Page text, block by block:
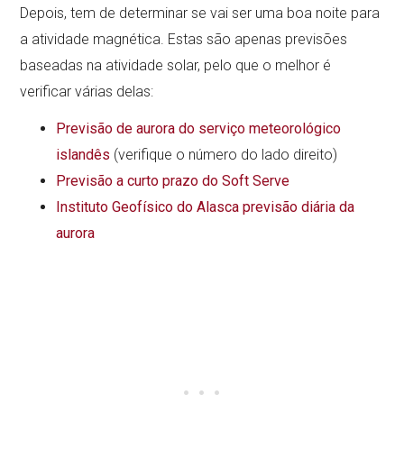
Depois, tem de determinar se vai ser uma boa noite para
a atividade magnética. Estas são apenas previsões
baseadas na atividade solar, pelo que o melhor é
verificar várias delas:
Previsão de aurora do serviço meteorológico
islandês (verifique o número do lado direito)
Previsão a curto prazo do Soft Serve
Instituto Geofísico do Alasca previsão diária da
aurora